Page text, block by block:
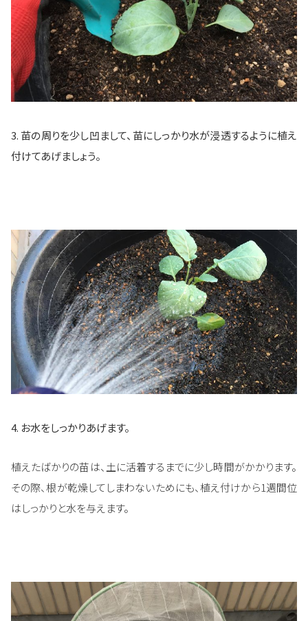
3. 苗の周りを少し凹まして、苗にしっかり水が浸透するように植え
付けてあげましょう。
4. お水をしっかりあげます。
植えたばかりの苗は、土に活着するまでに少し時間がかかります。
その際、根が乾燥してしまわないためにも、植え付けから1週間位
はしっかりと水を与えます。